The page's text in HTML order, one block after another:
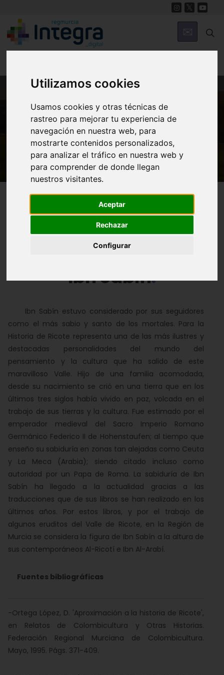
Utilizamos cookies
Usamos cookies y otras técnicas de
rastreo para mejorar tu experiencia de
navegación en nuestra web, para
mostrarte contenidos personalizados,
para analizar el tráfico en nuestra web y
para comprender de donde llegan
nuestros visitantes.
Aceptar
Rechazar
Configurar
MUNICIPIOS
Ricote
Ibn Sabín
Personajes
Biografía
Ibn Sabín
Ibn Sabín estuvo considerado por sus seguidores
como el más sabio y santo de los mortales. Para la
Historia de Ricote representa una de las más ilustres y
destacadas personalidades del mundo del
pensamiento y la cultura que ha salido de este
maravilloso Valle. Hijo de una familia acomodada,
desde su nacimiento se crió en una tierra que en los
últimos tres siglos había vivido en paz, volcada en el
trabajo de sus tierras y la cultura. Fue estimado por el
emperador medieval del Sacro Imperio Romano
Germánico Federico II de Hohenstaufen; al tiempo que
enseño su sabiduría en zonas tan alejadas como Ceuta
y La Meca (Arabia); siendo citado incluso como
autoridad por un Papa de Roma. La sabiduría de Ibn
Sabín ha llegado a la actualidad gracias a las
traducciones que de sus libros se han realizado en los
últimos años. Por estos libros, y por el trabajo de
algunos eruditos del Valle de Ricote, en la Región de
Murcia se considera la figura de Ibn Sabín a la altura de
sus contemporáneos Al-Ricotí e Ibn Al-Arabí.
Fuentes bibliográficas
-Ortega López, D. 'Aproximación a la historia de Ricote',
en Relatos de Colombicultura y Otras Historias.
Federación Regional Murciana de Colombicultura.
Mayo, 1995. Págs. 371-409.